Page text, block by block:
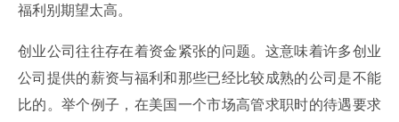
福利别期望太高。
创业公司往往存在着资金紧张的问题。这意味着许多创业
公司提供的薪资与福利和那些已经比较成熟的公司是不能
比的。举个例子，在美国一个市场高管求职时的待遇要求